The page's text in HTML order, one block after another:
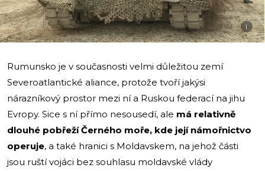
i
Rumunsko je v současnosti velmi důležitou zemí
Severoatlantické aliance, protože tvoří jakýsi
nárazníkový prostor mezi ní a Ruskou federací na jihu
Evropy. Sice s ní přímo nesousedí, ale má relativně
dlouhé pobřeží Černého moře, kde její námořnictvo
operuje, a také hranici s Moldavskem, na jehož části
jsou ruští vojáci bez souhlasu moldavské vlády